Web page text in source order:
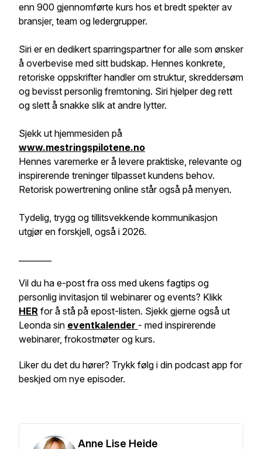
enn 900 gjennomførte kurs hos et bredt spekter av
bransjer, team og ledergrupper.
Siri er en dedikert sparringspartner for alle som ønsker
å overbevise med sitt budskap. Hennes konkrete,
retoriske oppskrifter handler om struktur, skreddersøm
og bevisst personlig fremtoning. Siri hjelper deg rett
og slett å snakke slik at andre lytter.
Sjekk ut hjemmesiden på
www.mestringspilotene.no
Hennes varemerke er å levere praktiske, relevante og
inspirerende treninger tilpasset kundens behov.
Retorisk powertrening online står også på menyen.
Tydelig, trygg og tillitsvekkende kommunikasjon
utgjør en forskjell, også i 2026.
Vil du ha e-post fra oss med ukens fagtips og
personlig invitasjon til webinarer og events? Klikk
HER for å stå på epost-listen. Sjekk gjerne også ut
Leonda sin eventkalender - med inspirerende
webinarer, frokostmøter og kurs.
Liker du det du hører? Trykk følg i din podcast app for
beskjed om nye episoder.
Anne Lise Heide